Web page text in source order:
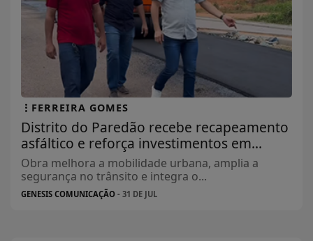
FERREIRA GOMES
Distrito do Paredão recebe recapeamento
asfáltico e reforça investimentos em...
Obra melhora a mobilidade urbana, amplia a
segurança no trânsito e integra o...
GENESIS COMUNICAÇÃO - 31 DE JUL